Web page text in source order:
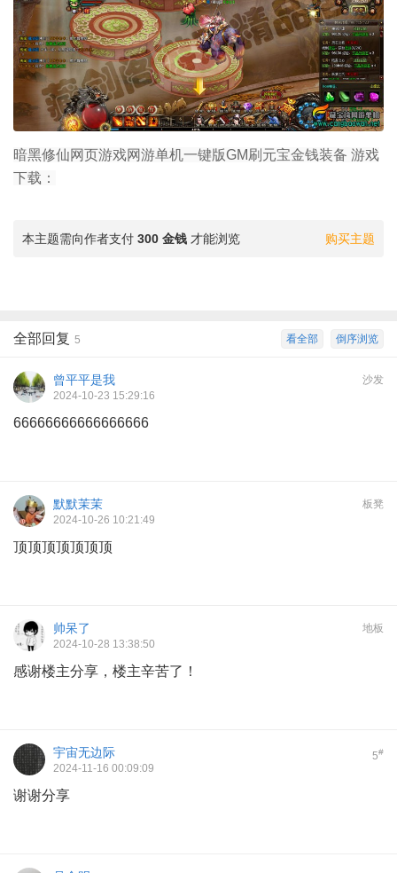
暗黑修仙网页游戏网游单机一键版GM刷元宝金钱装备 游戏
下载：
购买主题
本主题需向作者支付 300 金钱 才能浏览
倒序浏览
看全部
全部回复 5
沙发
曾平平是我
2024-10-23 15:29:16
66666666666666666
板凳
默默茉茉
2024-10-26 10:21:49
顶顶顶顶顶顶顶
地板
帅呆了
2024-10-28 13:38:50
感谢楼主分享，楼主辛苦了！
5#
宇宙无边际
2024-11-16 00:09:09
谢谢分享